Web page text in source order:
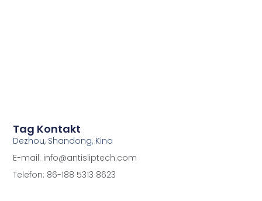
Tag Kontakt
Dezhou, Shandong, Kina
E-mail: info@antisliptech.com
Telefon: 86-188 5313 8623